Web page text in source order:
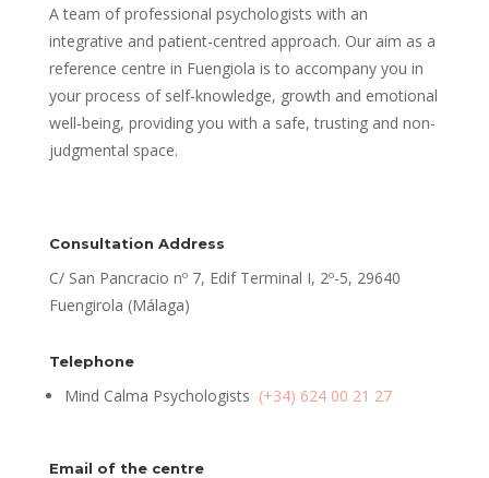
A team of professional psychologists with an
integrative and patient-centred approach. Our aim as a
reference centre in Fuengiola is to accompany you in
your process of self-knowledge, growth and emotional
well-being, providing you with a safe, trusting and non-
judgmental space.
Consultation Address
C/ San Pancracio nº 7, Edif Terminal I, 2º-5, 29640
Fuengirola (Málaga)
Telephone
Mind Calma Psychologists (+34) 624 00 21 27
Email of the centre